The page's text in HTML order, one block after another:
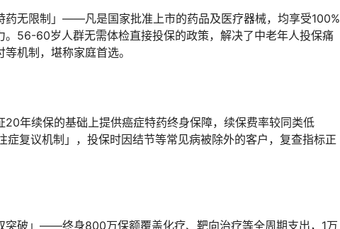
药无限制」——凡是国家批准上市的药品及医疗器械，均享受100%
。56-60岁人群无需体检直接投保的政策，解决了中老年人投保痛
机制，堪称家庭首选。
20年续保的基础上提供癌症特药终身保障，续保费率较同类低
症复议机制」，投保时因结节等常见病被除外的客户，复查指标正
突破」——终身800万保额覆盖化疗、靶向治疗等全周期支出，1万